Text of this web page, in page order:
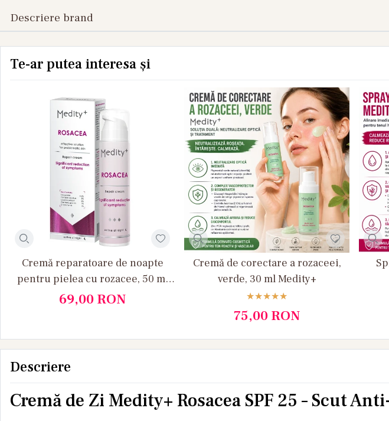
Descriere brand
Te-ar putea interesa și
Cremă reparatoare de noapte
pentru pielea cu rozacee, 50 ml
Medity+
69,00 RON
Cremă de corectare a rozaceei,
verde, 30 ml Medity+
75,00 RON
Descriere
Cremă de Zi Medity+ Rosacea SPF 25 – Scut